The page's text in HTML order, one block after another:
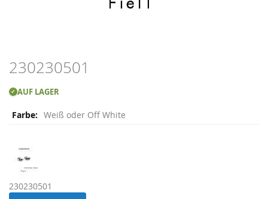
Skip
to
the
beginning
of
the
gallery
230230501
✓ AUF LAGER
InformationenWeiß oder Off White
230230501